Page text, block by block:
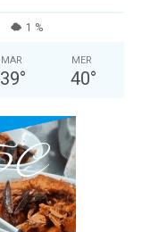
1 %
MAR
39°
MER
40°